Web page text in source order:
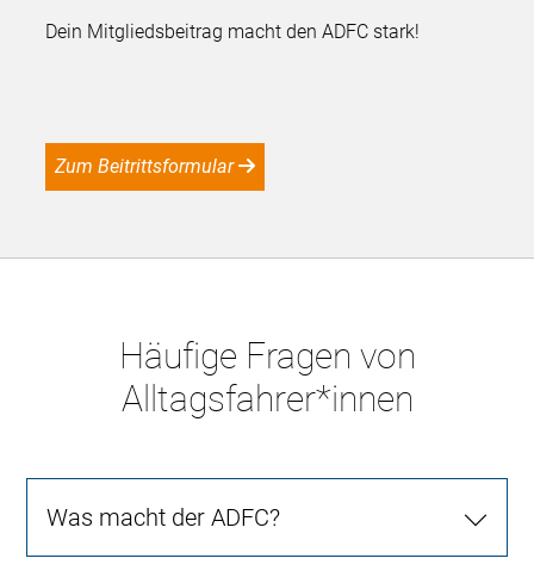
Dein Mitgliedsbeitrag macht den ADFC stark!
Zum Beitrittsformular
Häufige Fragen von
Alltagsfahrer*innen
Was macht der ADFC?